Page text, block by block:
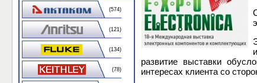
(574)
(121)
(134)
(78)
развитие выставки
интересах клиента со